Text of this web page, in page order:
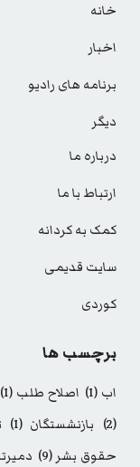
خانه
اخبار
برنامه های رادیو
دیگر
درباره ما
ارتباط با ما
کمک به کردانه
سایت قدیمی
کوردی
برچسب ها
اب (1) اصلاح طلب (1)
(2)
بازنشستگان (1)
حقوق بشر (9)